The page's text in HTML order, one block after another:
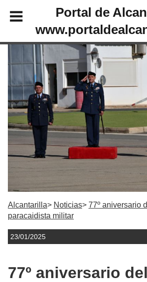
Portal de
Alcantarilla Noticias
77º aniversario
paracaidista militar
23/01/2025
77º aniversario